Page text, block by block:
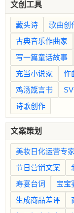
文创工具
藏头诗 歌曲创
古典音乐作曲家
写一篇童话故事
充当小说家
作
鸡汤箴言书
诗歌创作
文案策划
美妆日化运营专家
节日营销文案
寿宴台词
宝宝
生成商品差评